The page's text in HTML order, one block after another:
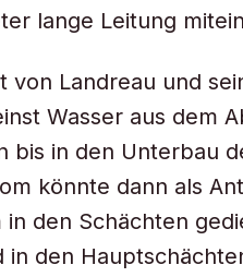
lange Leitung
von Landreau und
Wasser aus dem
bis in den Unterbau
könnte dann als
in den Schächten
in den